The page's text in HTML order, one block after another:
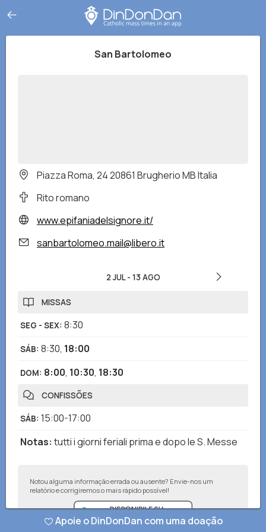
San Bartolomeo
Piazza Roma, 24 20861 Brugherio MB Italia
Rito romano
www.epifaniadelsignore.it/
sanbartolomeo.mail@libero.it
2 JUL- 13 AGO
MISSAS
SEG - SEX: 8:30
SÁB: 8:30, 18:00
DOM: 8:00, 10:30, 18:30
CONFISSÕES
SÁB: 15:00-17:00
Notas: tutti i giorni feriali prima e dopo le S. Messe
Notou alguma informação errada ou ausente? Envie-nos um
relatório e corrigiremos o mais rápido possível!
Apoie o DinDonDan com uma doação